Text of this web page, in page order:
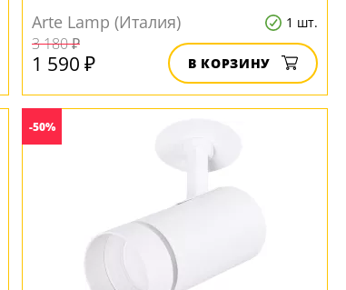
Arte Lamp (Италия)
1 шт.
3 180 ₽
1 590 ₽ В КОРЗИНУ
-50%